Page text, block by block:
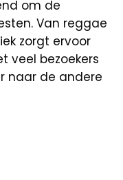
om de
Van reggae
zorgt ervoor
veel bezoekers
naar de andere